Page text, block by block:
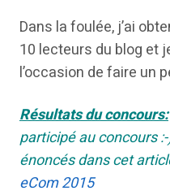
Dans la foulée, j’ai
10 lecteurs du blog et
l’occasion de faire un
Résultats du concours:
participé au concours
énoncés dans cet
eCom 2015